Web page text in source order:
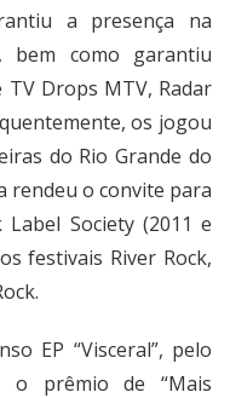
a presença na
bem como garantiu
Drops MTV, Radar
os jogou
do Rio Grande do
rendeu o convite para
Society (2011 e
festivais River Rock,
EP “Visceral”, pelo
o prêmio de “Mais